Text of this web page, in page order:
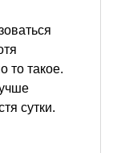
то такое.
сутки.